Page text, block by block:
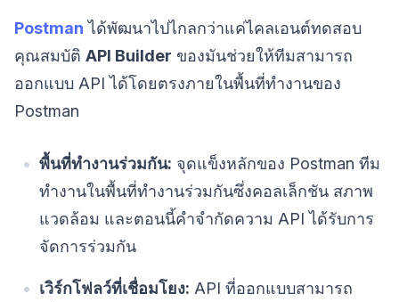
Postman ได้พัฒนาไปไกลกว่าแค่ไคลเอนต์ทดสอบ
คุณสมบัติ API Builder ของมันช่วยให้ทีมสามารถ
ออกแบบ API ได้โดยตรงภายในพื้นที่ทำงานของ
Postman
พื้นที่ทำงานร่วมกัน: จุดแข็งหลักของ Postman ทีม
ทำงานในพื้นที่ทำงานร่วมกันซึ่งคอลเล็กชัน สภาพ
แวดล้อม และตอนนี้คำจำกัดความ API ได้รับการ
จัดการร่วมกัน
เวิร์กโฟลว์ที่เชื่อมโยง: API ที่ออกแบบสามารถ